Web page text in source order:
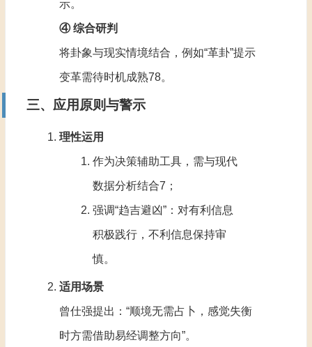
示‌。
④ 综合研判
将卦象与现实情境结合，例如“革卦”提示
变革需待时机成熟‌78。
三、应用原则与警示
理性运用
作为决策辅助工具，需与现代
数据分析结合‌7 ；
强调“趋吉避凶”：对有利信息
积极践行，不利信息保持审
慎‌。
适用场景
曾仕强提出：“顺境无需占卜，感觉失衡
时方需借助易经调整方向”‌。